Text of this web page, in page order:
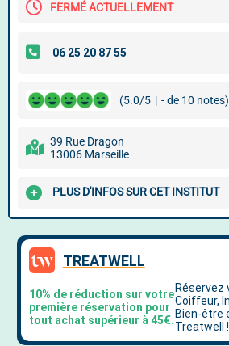
FERMÉ ACTUELLEMENT
(5.0/5 | - de 10 notes)
39 Rue Dragon
13006 Marseille
PLUS D'INFOS SUR CET INSTITUT